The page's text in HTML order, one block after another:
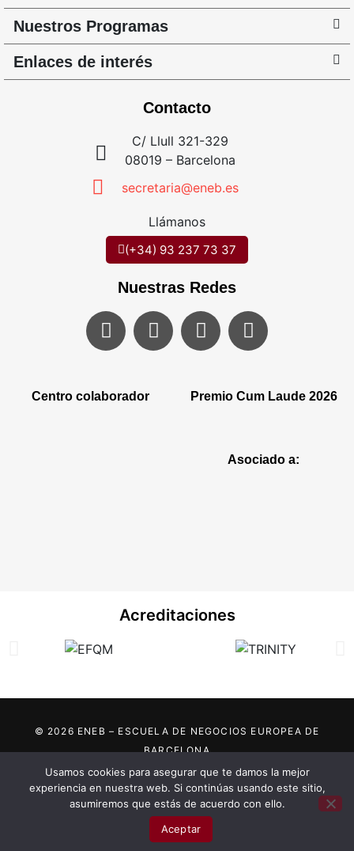
Nuestros Programas
Enlaces de interés
Contacto
C/ Llull 321-329
08019 – Barcelona
secretaria@eneb.es
Llámanos
(+34) 93 237 73 37
Nuestras Redes
Centro colaborador Premio Cum Laude 2026
Asociado a:
Acreditaciones
© 2026 ENEB – ESCUELA DE NEGOCIOS EUROPEA DE
BARCELONA
Marca registrada por:
..... ..... .....
Usamos cookies para asegurar que te damos la mejor
experiencia en nuestra web. Si continúas usando este sitio,
asumiremos que estás de acuerdo con ello.
Aceptar